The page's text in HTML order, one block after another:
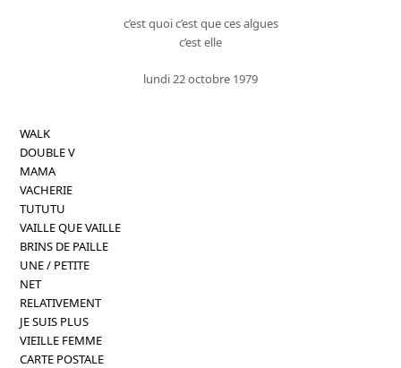
c’est quoi c’est que ces algues
c’est elle
lundi 22 octobre 1979
WALK
DOUBLE V
MAMA
VACHERIE
TUTUTU
VAILLE QUE VAILLE
BRINS DE PAILLE
UNE / PETITE
NET
RELATIVEMENT
JE SUIS PLUS
VIEILLE FEMME
CARTE POSTALE